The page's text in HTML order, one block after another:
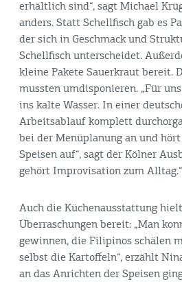
erhältlich sind“, sagt Michael
anders. Statt Schellfisch gab es
der sich in Geschmack und
Schellfisch unterscheidet.
kleine Pakete Sauerkraut bereit.
mussten umdisponieren. „Für
ins kalte Wasser. In einer
Arbeitsablauf komplett
bei der Menüplanung an und
Speisen auf“, sagt der Kölner
gehört Improvisation zum Alltag.“
Auch die Küchenausstattung
Überraschungen bereit: „Man
gewinnen, die Filipinos schälen
selbst die Kartoffeln“, erzählt
an das Anrichten der Speisen